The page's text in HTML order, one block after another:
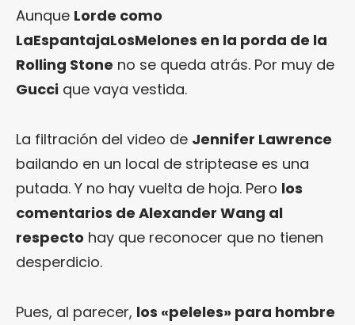
Aunque Lorde como
LaEspantajaLosMelones en la porda de la
Rolling Stone no se queda atrás. Por muy de
Gucci que vaya vestida.
La filtración del video de Jennifer Lawrence
bailando en un local de striptease es una
putada. Y no hay vuelta de hoja. Pero los
comentarios de Alexander Wang al
respecto hay que reconocer que no tienen
desperdicio.
Pues, al parecer, los «peleles» para hombre